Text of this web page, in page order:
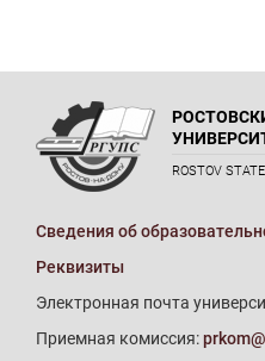
ROSTOV
Сведения об
Реквизиты
Электронная почта
Приемная комиссия: